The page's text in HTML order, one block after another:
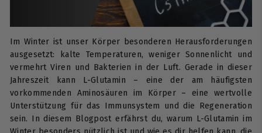
Im Winter ist unser Körper besonderen Herausforderungen
ausgesetzt: kalte Temperaturen, weniger Sonnenlicht und
vermehrt Viren und Bakterien in der Luft. Gerade in dieser
Jahreszeit kann L-Glutamin – eine der am häufigsten
vorkommenden Aminosäuren im Körper – eine wertvolle
Unterstützung für das Immunsystem und die Regeneration
sein. In diesem Blogpost erfährst du, warum L-Glutamin im